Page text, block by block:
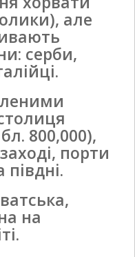
але
серби,
800,000),
порти
півдні.
на